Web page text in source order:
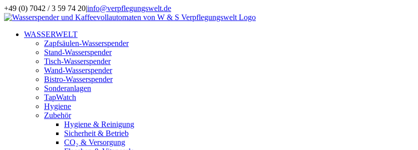
Zum
Inhalt
+49 (0) 7042 / 3 59 74 20|info@verpflegungswelt.de
Facebook
LinkedIn
Xing
Instagram
WASSERWELT
Zapfsäulen-Wasserspender
Stand-Wasserspender
Tisch-Wasserspender
Wand-Wasserspender
Bistro-Wasserspender
Sonderanlagen
TapWatch
Hygiene
Zubehör
Hygiene & Reinigung
Sicherheit & Betrieb
CO₂ & Versorgung